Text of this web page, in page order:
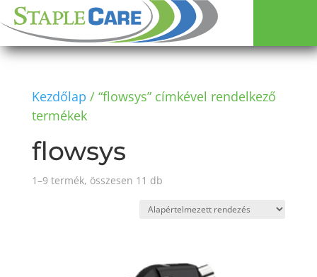
Kezdőlap / “flowsys” címkével rendelkező
termékek
flowsys
1–9 termék, összesen 11 db